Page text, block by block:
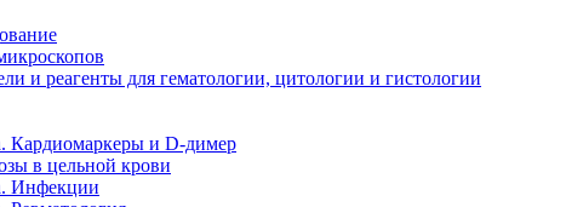
и реагенты для гематологии, цитологии и гистологии
Кардиомаркеры и D-димер
в цельной крови
Инфекции